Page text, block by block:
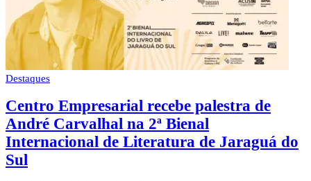
Destaques
Centro Empresarial recebe palestra de
André Carvalhal na 2ª Bienal
Internacional de Literatura de Jaraguá do
Sul